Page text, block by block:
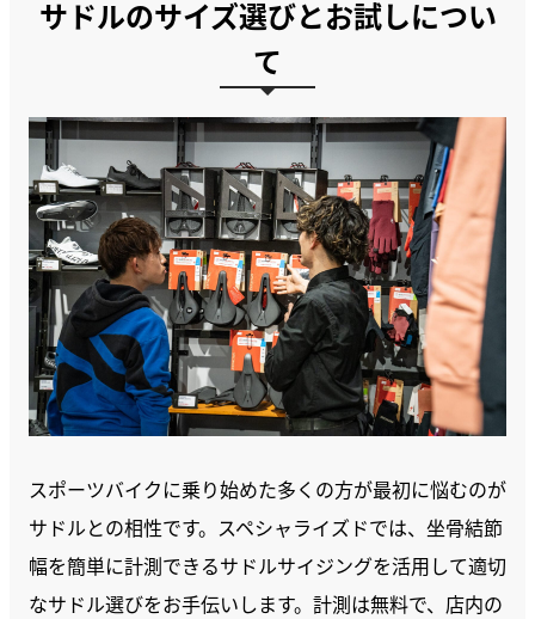
サドルのサイズ選びとお試しについ
て
スポーツバイクに乗り始めた多くの方が最初に悩むのが
サドルとの相性です。スペシャライズドでは、坐骨結節
幅を簡単に計測できるサドルサイジングを活用して適切
なサドル選びをお手伝いします。計測は無料で、店内の